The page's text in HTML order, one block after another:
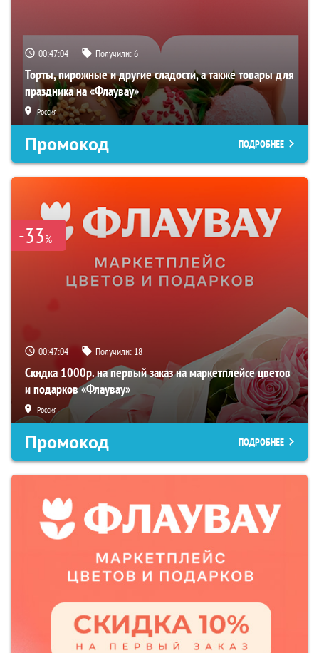
00:47:03 Получили:6
Торты, пирожные и другие сладости, а также товары для
праздника на «Флаувау»
Россия
Промокод ПОДРОБНЕЕ
-33%
00:47:03 Получили: 18
Скидка 1000р. на первый заказ на маркетплейсе цветов
и подарков «Флаувау»
Россия
Промокод ПОДРОБНЕЕ